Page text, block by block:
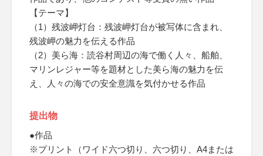
【テーマ】
（1）残波岬灯台：残波岬灯台が被写体に含まれ、
残波岬の魅力を伝える作品
（2）美ら海：読谷村周辺の海で働く人々、船舶、
マリンレジャー等を題材とした美ら海の魅力を伝
え、人々の海での安全意識を気付かせる作品
提出物
●作品
※プリント（ワイド六つ切り、六つ切り、A4または